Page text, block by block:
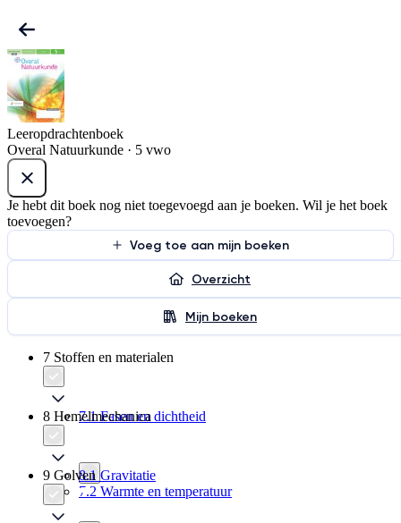
Leeropdrachtenboek
Overal Natuurkunde · 5 vwo
Je hebt dit boek nog niet toegevoegd aan je boeken. Wil je het boek
toevoegen?
Voeg toe aan mijn boeken
Overzicht
Mijn boeken
7 Stoffen en materialen
7.1 Fasen en dichtheid
7.2 Warmte en temperatuur
8 Hemelmechanica
8.1 Gravitatie
9 Golven